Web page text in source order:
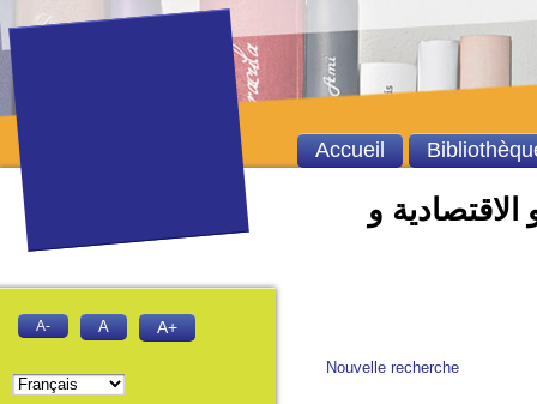
الاقتصادية و
Nouvelle recherche
Accueil
A- A A+